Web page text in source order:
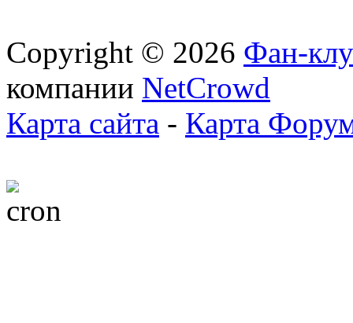
Copyright © 2026 Фан-
компании NetCrowd
Карта сайта - Карта